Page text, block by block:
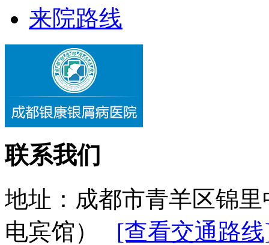
来院路线
联系我们
地址：成都市青羊区锦
电宾馆） [查看交通路